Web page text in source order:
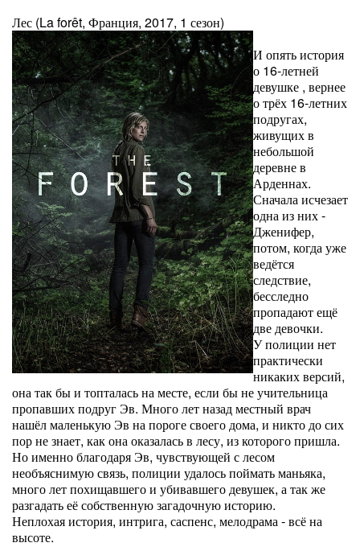
Лес (La forêt, Франция, 2017, 1 сезон)
И опять история
о 16-летней
девушке , вернее
о трёх 16-летних
подругах,
живущих в
небольшой
деревне в
Арденнах.
Сначала исчезает
одна из них -
Дженифер,
потом, когда уже
ведётся
следствие,
бесследно
пропадают ещё
две девочки.
У полиции нет
практически
никаких версий,
она так бы и топталась на месте, если бы не учительница
пропавших подруг Эв. Много лет назад местный врач
нашёл маленькую Эв на пороге своего дома, и никто до сих
пор не знает, как она оказалась в лесу, из которого пришла.
Но именно благодаря Эв, чувствующей с лесом
необъяснимую связь, полиции удалось поймать маньяка,
много лет похищавшего и убивавшего девушек, а так же
разгадать её собственную загадочную историю.
Неплохая история, интрига, саспенс, мелодрама - всё на
высоте.